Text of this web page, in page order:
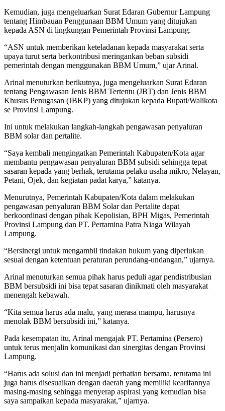
Kemudian, juga mengeluarkan Surat Edaran Gubernur Lampung
tentang Himbauan Penggunaan BBM Umum yang ditujukan
kepada ASN di lingkungan Pemerintah Provinsi Lampung.
“ASN untuk memberikan keteladanan kepada masyarakat serta
upaya turut serta berkontribusi meringankan beban subsidi
pemerintah dengan menggunakan BBM Umum,” ujar Arinal.
Arinal menuturkan berikutnya, juga mengeluarkan Surat Edaran
tentang Pengawasan Jenis BBM Tertentu (JBT) dan Jenis BBM
Khusus Penugasan (JBKP) yang ditujukan kepada Bupati/Walikota
se Provinsi Lampung.
Ini untuk melakukan langkah-langkah pengawasan penyaluran
BBM solar dan pertalite.
“Saya kembali mengingatkan Pemerintah Kabupaten/Kota agar
membantu pengawasan penyaluran BBM subsidi sehingga tepat
sasaran kepada yang berhak, terutama pelaku usaha mikro, Nelayan,
Petani, Ojek, dan kegiatan padat karya,” katanya.
Menurutnya, Pemerintah Kabupaten/Kota dalam melakukan
pengawasan penyaluran BBM Solar dan Pertalite dapat
berkoordinasi dengan pihak Kepolisian, BPH Migas, Pemerintah
Provinsi Lampung dan PT. Pertamina Patra Niaga Wilayah
Lampung.
“Bersinergi untuk mengambil tindakan hukum yang diperlukan
sesuai dengan ketentuan peraturan perundang-undangan,” ujarnya.
Arinal menuturkan semua pihak harus peduli agar pendistribusian
BBM bersubsidi ini bisa tepat sasaran dinikmati oleh masyarakat
menengah kebawah.
“Kita semua harus ada malu, yang merasa mampu, harusnya
menolak BBM bersubsidi ini,” katanya.
Pada kesempatan itu, Arinal mengajak PT. Pertamina (Persero)
untuk terus menjalin komunikasi dan sinergitas dengan Provinsi
Lampung.
“Harus ada solusi dan ini menjadi perhatian bersama, terutama ini
juga harus disesuaikan dengan daerah yang memiliki kearifannya
masing-masing sehingga menyerap aspirasi yang kemudian bisa
saya sampaikan kepada masyarakat,” ujarnya.